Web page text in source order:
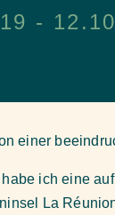
-
einer
ich eine
La